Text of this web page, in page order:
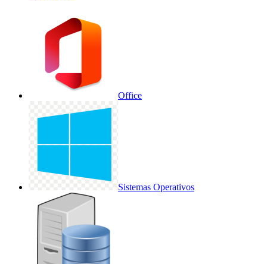
Office
Sistemas Operativos